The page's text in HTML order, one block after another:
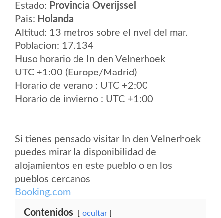
Estado: Provincia Overijssel
Pais: Holanda
Altitud: 13 metros sobre el nvel del mar.
Poblacion: 17.134
Huso horario de In den Velnerhoek
UTC +1:00 (Europe/Madrid)
Horario de verano : UTC +2:00
Horario de invierno : UTC +1:00
Si tienes pensado visitar In den Velnerhoek
puedes mirar la disponibilidad de
alojamientos en este pueblo o en los
pueblos cercanos
Booking.com
Contenidos ocultar